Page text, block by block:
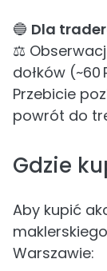
🔵 Dla
⚖️
dołków
Przebicie
powrót do
Gdzie
Aby kupić
Warszawie: